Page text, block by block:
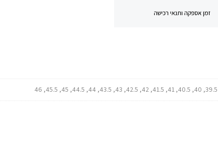
זמן אספקה ותנאי רכישה